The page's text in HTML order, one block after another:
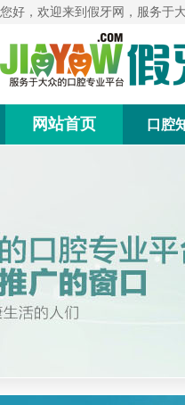
您好，欢迎来到假牙网，服务于
网站首页 口腔